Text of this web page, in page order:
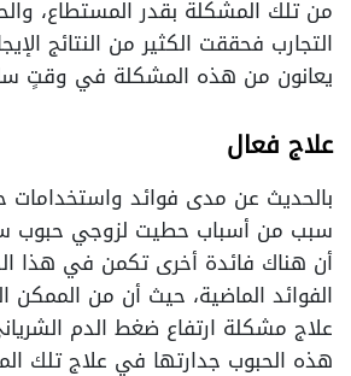
من تلك المشكلة بقدر المستطاع،
التجارب فحققت الكثير من النتائج
يعانون من هذه المشكلة في وقتٍ
علاج فعال
بالحديث عن مدى فوائد
سبب من أسباب حطيت لزوجي حبوب
أن هناك فائدة أخرى تكمن في هذا
الفوائد الماضية، حيث أن من
علاج مشكلة ارتفاع ضغط الدم
هذه الحبوب جدارتها في علاج تلك